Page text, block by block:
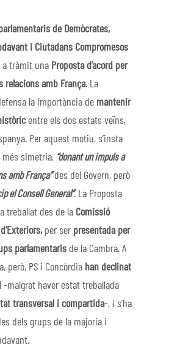
de Demòcrates,
i Ciutadans Compromesos
a tràmit una Proposta d’acord per
relacions amb França. La
la importància de mantenir
entre els dos estats veïns,
Per aquest motiu, s’insta
més simetria, “donant un impuls a
amb França”des del Govern, però
el Consell General”. La Proposta
treballat des de la Comissió
per ser presentada per
parlamentaris de la Cambra. A
però, PS i Concòrdia han declinat
-malgrat haver estat treballada
transversal i compartida-, i s’ha
dels grups de la majoria i